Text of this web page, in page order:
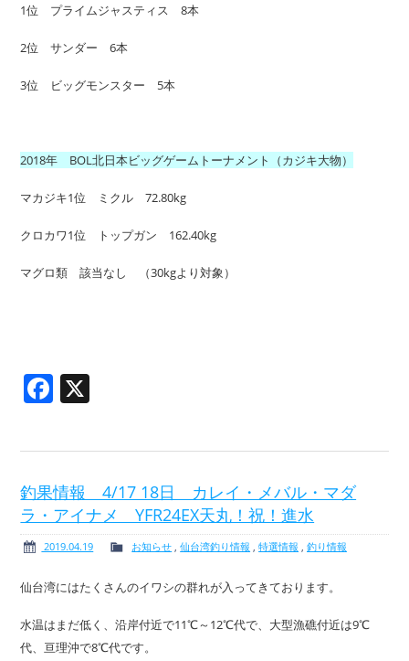
1位 プライムジャスティス 8本
2位 サンダー 6本
3位 ビッグモンスター 5本
2018年 BOL北日本ビッグゲームトーナメント（カジキ大物）
マカジキ1位 ミクル 72.80kg
クロカワ1位 トップガン 162.40kg
マグロ類 該当なし （30kgより対象）
Facebook
釣果情報 4/17 18日 カレイ・メバル・マダ
ラ・アイナメ YFR24EX天丸！祝！進水
2019.04.19 お知らせ ,仙台湾釣り情報 ,特選情報 釣り情報
仙台湾にはたくさんのイワシの群れが入ってきております。
水温はまだ低く、沿岸付近で11℃～12℃代で、大型漁礁付近は9℃
代、亘理沖で8℃代です。